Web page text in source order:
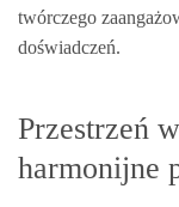
twórczego
doświadczeń.
Przestrzeń
harmonijne